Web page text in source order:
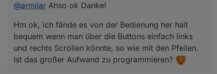
@armilar Ahso ok Danke!
Hm ok, ich fände es von der Bedienung her halt
bequem wenn man über die Buttons einfach links
und rechts Scrollen könnte, so wie mit den Pfeilen.
Ist das großer Aufwand zu programmieren?